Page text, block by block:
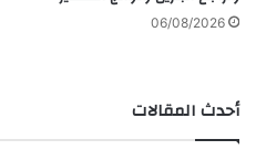
م
ع
ي
ك
06/08/2026
أحدث المقالات